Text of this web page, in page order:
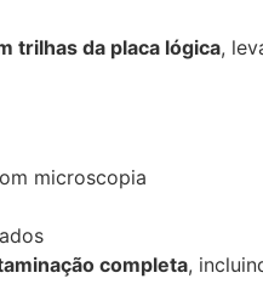
trilhas da placa lógica,
microscopia
completa,